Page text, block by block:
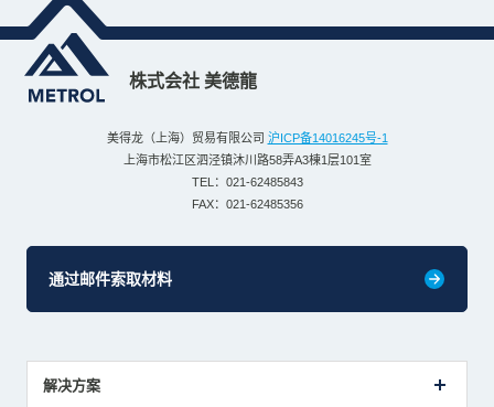
株式会社 美德龍
美得龙（上海）贸易有限公司 沪ICP备14016245号-1
上海市松江区泗泾镇沐川路58弄A3棟1层101室
TEL：021-62485843
FAX：021-62485356
通过邮件索取材料
解决方案